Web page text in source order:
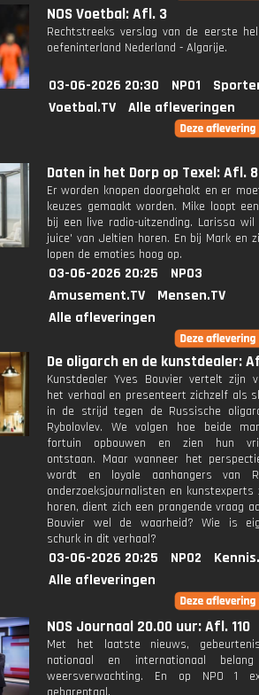
NOS Voetbal: Afl. 3
Rechtstreeks verslag van de eerste
oefeninterland Nederland - Algarije.
03-06-2026 20:30 NPO1
Voetbal.TV
Alle afleveringen
Daten in het Dorp op Texel: Afl. 8
Er worden knopen doorgehakt en er
keuzes gemaakt worden. Mike loopt
bij een live radio-uitzending. Larissa
juice' van Jeltien horen. En bij Mark en
lopen de emoties hoog op.
03-06-2026 20:25
NPO3
Amusement.TV
Mensen.TV
Alle afleveringen
De oligarch en de kunstdealer:
Kunstdealer Yves Bouvier vertelt zijn
het verhaal en presenteert zichzelf als
in de strijd tegen de Russische
Rybolovlev. We volgen hoe beide
fortuin opbouwen en zien hun
ontstaan. Maar wanneer het
wordt en loyale aanhangers van
onderzoeksjournalisten en kunstexperts
horen, dient zich een prangende vraag
Bouvier wel de waarheid? Wie is
schurk in dit verhaal?
03-06-2026 20:25 NPO2
Alle afleveringen
NOS Journaal 20.00 uur: Afl. 110
Met het laatste nieuws,
nationaal en internationaal
weersverwachting. En op NPO 1